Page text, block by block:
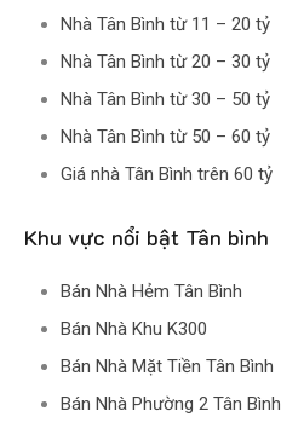
Nhà Tân Bình từ 11 – 20 tỷ
Nhà Tân Bình từ 20 – 30 tỷ
Nhà Tân Bình từ 30 – 50 tỷ
Nhà Tân Bình từ 50 – 60 tỷ
Giá nhà Tân Bình trên 60 tỷ
Khu vực nổi bật Tân bình
Bán Nhà Hẻm Tân Bình
Bán Nhà Khu K300
Bán Nhà Mặt Tiền Tân Bình
Bán Nhà Phường 2 Tân Bình